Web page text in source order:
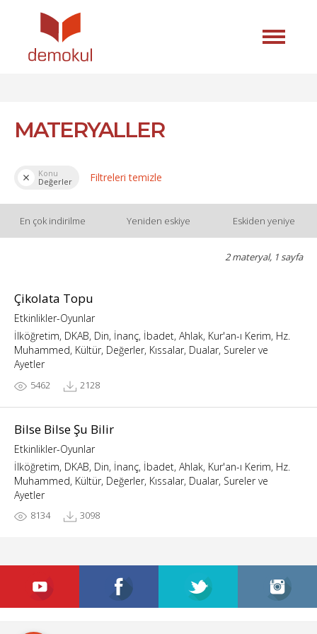
MATERYALLER
Konu
Değerler
Filtreleri temizle
En çok indirilme Yeniden eskiye Eskiden yeniye
2 materyal, 1 sayfa
Çikolata Topu
Etkinlikler-Oyunlar
İlköğretim, DKAB, Din, İnanç, İbadet, Ahlak, Kur'an-ı Kerim, Hz.
Muhammed, Kültür, Değerler, Kıssalar, Dualar, Sureler ve
Ayetler
5462 2128
Bilse Bilse Şu Bilir
Etkinlikler-Oyunlar
İlköğretim, DKAB, Din, İnanç, İbadet, Ahlak, Kur'an-ı Kerim, Hz.
Muhammed, Kültür, Değerler, Kıssalar, Dualar, Sureler ve
Ayetler
8134 3098